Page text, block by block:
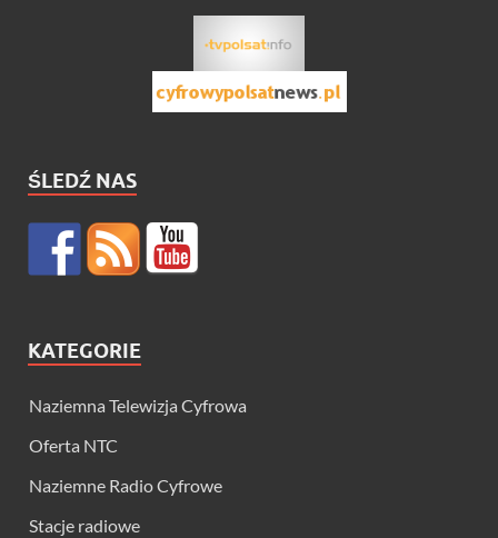
ŚLEDŹ NAS
KATEGORIE
Naziemna Telewizja Cyfrowa
Oferta NTC
Naziemne Radio Cyfrowe
Stacje radiowe